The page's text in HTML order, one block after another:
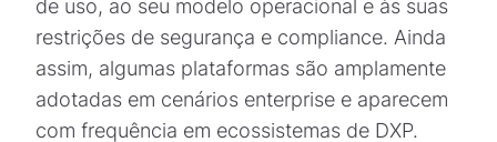
de uso, ao seu modelo operacional e às suas
restrições de segurança e compliance. Ainda
assim, algumas plataformas são amplamente
adotadas em cenários enterprise e aparecem
com frequência em ecossistemas de DXP.